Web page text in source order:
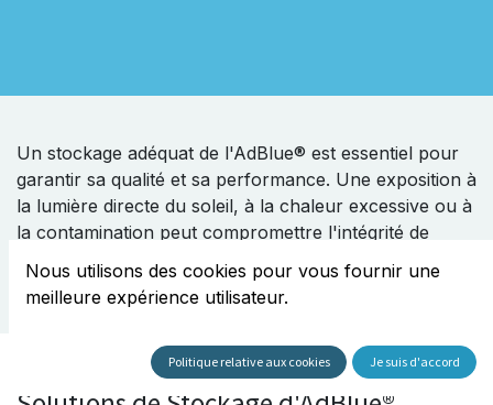
Un stockage adéquat de l'AdBlue® est essentiel pour
garantir sa qualité et sa performance. Une exposition à
la lumière directe du soleil, à la chaleur excessive ou à
la contamination peut compromettre l'intégrité de
l'AdBlue® et entraîner des problèmes de qualité.
Nous utilisons des cookies pour vous fournir une
meilleure expérience utilisateur.
Politique relative aux cookies Je suis d'accord